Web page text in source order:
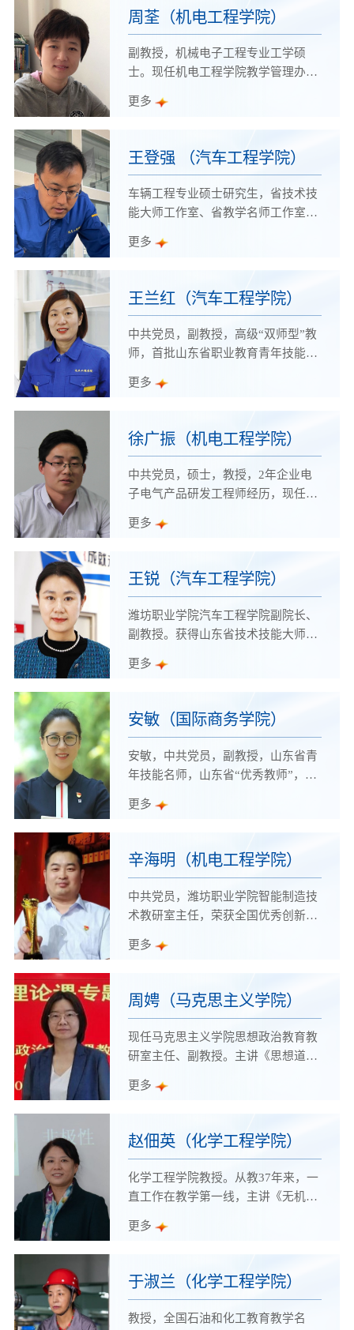
名师、教练型教学名师。
山东省物联网应用技术教育教学创新
团队主持人，潍坊市人工智能模式识
别技术重点实验室主持人，全国元宇
宙行业产教融合共同体秘书长，山东
创联盟秘书长。
周荃（机电工程学院）
副教授，机械电子工程专业工学硕
士。现任机电工程学院教学管理办公
实验室负责人。先后任教过6门课
等工作中效果突出，多次被评为优秀
教师、青年技能名师、科研名师、
“百名专家进企业”活动优秀等次；多
次荣获省、市、院级科研成果奖、教
国智能制造专家指导委员会委员、智
更多
王登强 （汽车工程学院）
车辆工程专业硕士研究生，省技术技
能大师工作室、省教学名师工作室骨
学院汽车智能技术教研室主任、讲
置、汽车智能技术研究。
更多
王兰红（汽车工程学院）
中共党员，副教授，高级“双师型”教
师，首批山东省职业教育青年技能名
员、省国家知识产权保护中心入库专
工程学院教学管理办公室主任，是山
东省职业教育教学创新团队、山东省
技能大师工作室团队、山东省黄大年
式教师团队核心成员。
更多
徐广振（机电工程学院）
中共党员，硕士，教授，2年企业电
子电气产品研发工程师经历，现任机
任，机电一体化技术专业、智能机器
能控制工程。嵌入式系统设计工程
师，电工技师。全国机械行指委智能
制造技术专业指导委员会委员、山东
省职业教育青年专家、山东省自动化
会员、1+X工业机器人操作与运维职
更多
王锐（汽车工程学院）
潍坊职业学院汽车工程学院副院长、
副教授。获得山东省技术技能大师、
市滨海区首席技师、潍坊职业学院教
新团队主持人，入选中国国际“互联
网+”大赛专家库专家，担任山东省教
育科学研究院兼职教研员、山东省精
品在线开放课程主持人、山东省精品
示范项目主持人。
更多
安敏（国际商务学院）
安敏，中共党员，副教授，山东省青
年技能名师，山东省“优秀教师”，山
“教学名师”、首届“教书育人十大模
任）”。
更多
辛海明（机电工程学院）
中共党员，潍坊职业学院智能制造技
术教研室主任，荣获全国优秀创新创
师、山东省教书育人楷模、山东省职
讲团成员、山东青年五四奖章、山东
省电子信息行业先进工作者，入选山
东省教育人才典型成果展、潍坊市有
突出贡献中青年专家、风筝都最美科
潍坊市五一劳动奖章。担任中国国际
行指委课程思政专门委员会委员、山
东省机械工业科学技术协会副秘书
长、山东省创新创业教育指导委员会
委
更多
周娉（马克思主义学院）
现任马克思主义学院思想政治教育教
研室主任、副教授。主讲《思想道德
是首届全国高校 思政课教学展示活动
赛一等奖获得者，山东省学校思政课
“金课”主持人，山东高校思政课教学
青年名师工作室主持人，被授予山东
省学校优秀思政课教师、山东高校思
“五一”劳动奖章、潍坊市“三八”红旗
“教书育人十大模范教师”、部队“十
佳军嫂”等荣誉称号。
更多
赵佃英（化学工程学院）
化学工程学院教授。从教37年来，一
直工作在教学第一线，主讲《无机化
大赛指导等工作。先后担任过全国化
化学类专业委员会委员、全国石油和
化工职业教育教学指导委员会高职化
工基础课程专业委员会委员、国家职
更多
于淑兰（化学工程学院）
教授，全国石油和化工教育教学名